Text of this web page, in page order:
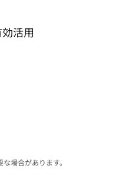
活用
場合があります。